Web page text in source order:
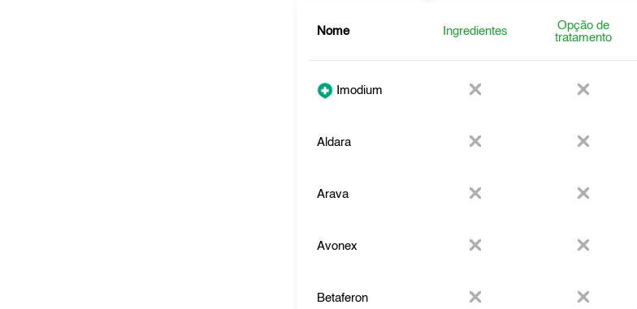
Nome Ingredientes
Opção de
tratamento
Imodium
Aldara
Arava
Avonex
Betaferon